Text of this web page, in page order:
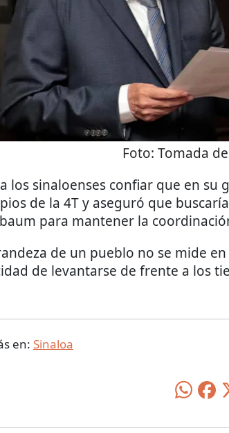
Foto: Tomada
los sinaloenses confiar que en
de la 4T y aseguró que
para mantener la
de un pueblo no se mide
de levantarse de frente a los
en: Sinaloa